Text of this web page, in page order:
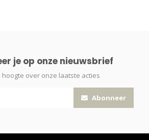
je op onze nieuwsbrief
hoogte over onze laatste acties
Abonneer